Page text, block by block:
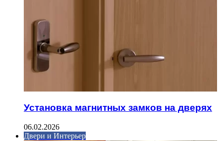
Установка магнитных замков на дверях
06.02.2026
Двери и Интерьер